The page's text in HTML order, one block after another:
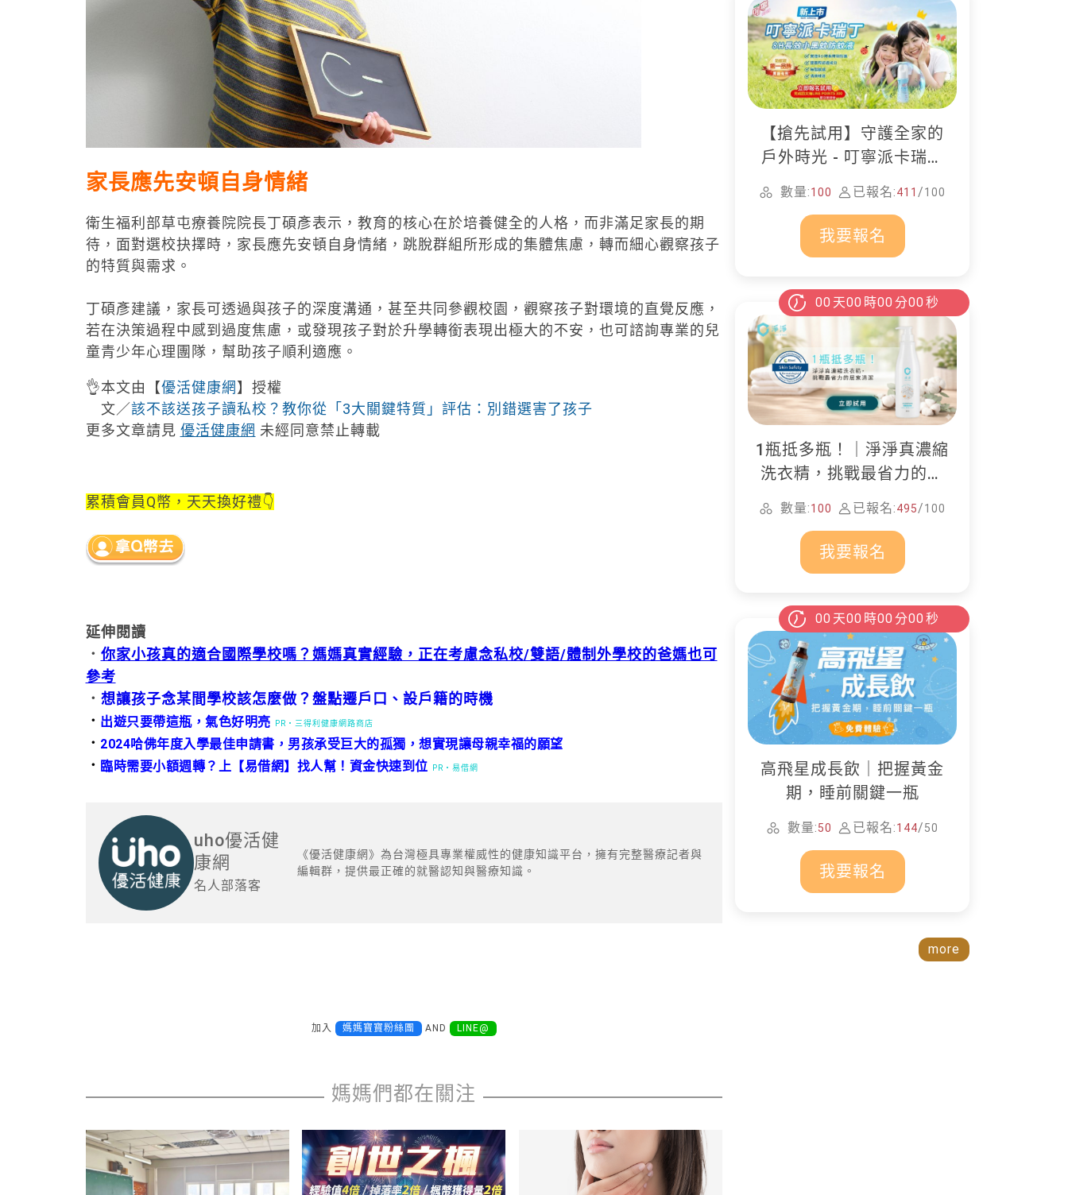
家長應先安頓自身情緒
衛生福利部草屯療養院院長丁碩彥表示，教育的核心在於培養健全的人格，而非滿足家長的期
待，面對選校抉擇時，家長應先安頓自身情緒，跳脫群組所形成的集體焦慮，轉而細心觀察孩子
的特質與需求。
丁碩彥建議，家長可透過與孩子的深度溝通，甚至共同參觀校園，觀察孩子對環境的直覺反應，
若在決策過程中感到過度焦慮，或發現孩子對於升學轉銜表現出極大的不安，也可諮詢專業的兒
童青少年心理團隊，幫助孩子順利適應。
👌本文由【優活健康網】授權
文／該不該送孩子讀私校？教你從「3大關鍵特質」評估：別錯選害了孩子
更多文章請見 優活健康網 未經同意禁止轉載
累積會員Q幣，天天換好禮👇
延伸閱讀
． 你家小孩真的適合國際學校嗎？媽媽真實經驗，正在考慮念私校/雙語/體制外學校的爸媽也可
參考
． 想讓孩子念某間學校該怎麼做？盤點遷戶口、設戶籍的時機
． 出遊只要帶這瓶，氣色好明亮 PR・三得利健康網路商店
． 2024哈佛年度入學最佳申請書，男孩承受巨大的孤獨，想實現讓母親幸福的願望
． 臨時需要小額週轉？上【易借網】找人幫！資金快速到位 PR・易借網
uho優活健
康網
名人部落客
《優活健康網》為台灣極具專業權威性的健康知識平台，擁有完整醫療記者與
編輯群，提供最正確的就醫認知與醫療知識。
加入 媽媽寶寶粉絲團 AND LINE@
媽媽們都在關注
【搶先試用】守護全家的
戶外時光 - 叮寧派卡瑞丁
防蚊液
數量:100 已報名:411 /100
我要報名
00 天00 時00 分00 秒
1瓶抵多瓶！｜淨淨真濃縮
洗衣精，挑戰最省力的居
家清潔
數量:100 已報名:495/100
我要報名
00 天00 時00 分00 秒
高飛星成長飲｜把握黃金
期，睡前關鍵一瓶
數量:50 已報名:144/50
我要報名
more